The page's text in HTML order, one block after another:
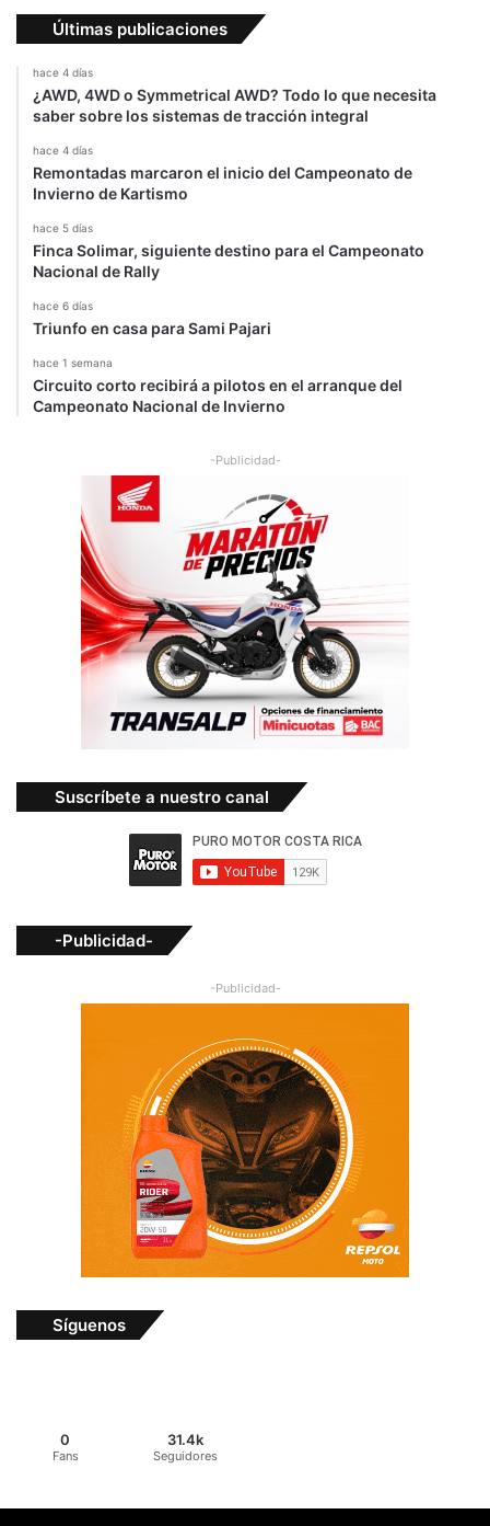
Últimas publicaciones
hace 4 días
¿AWD, 4WD o Symmetrical AWD? Todo lo que necesita
saber sobre los sistemas de tracción integral
hace 4 días
Remontadas marcaron el inicio del Campeonato de
Invierno de Kartismo
hace 5 días
Finca Solimar, siguiente destino para el Campeonato
Nacional de Rally
hace 6 días
Triunfo en casa para Sami Pajari
hace 1 semana
Circuito corto recibirá a pilotos en el arranque del
Campeonato Nacional de Invierno
-Publicidad-
Suscríbete a nuestro canal
-Publicidad-
-Publicidad-
Síguenos
0
Fans
31.4k
Seguidores